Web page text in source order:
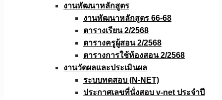
งานพัฒนาหลักสูตร
งานพัฒนาหลักสูตร 66-68
ตารางเรียน 2/2568
ตารางครูผู้สอน 2/2568
ตารางการใช้ห้องสอน 2/2568
งานวัดผลเเละประเมินผล
ระบบทดสอบ (N-NET)
ประกาศเลขที่นั่งสอบ v-net ประจำปี